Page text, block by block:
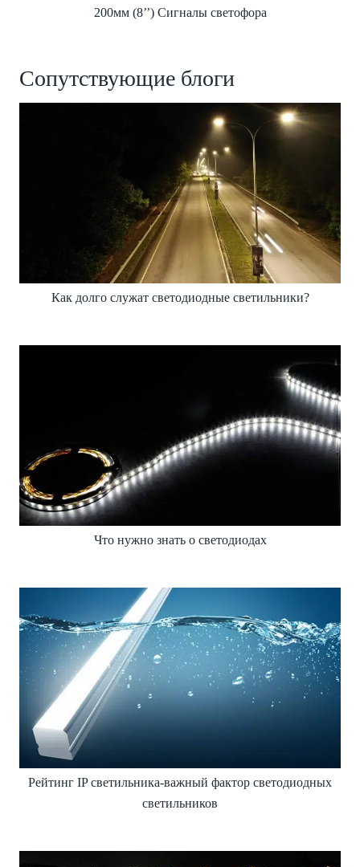
200мм (8’’) Сигналы светофора
Сопутствующие блоги
Как долго служат светодиодные светильники?
Что нужно знать о светодиодах
Рейтинг IP светильника-важный фактор светодиодных
светильников